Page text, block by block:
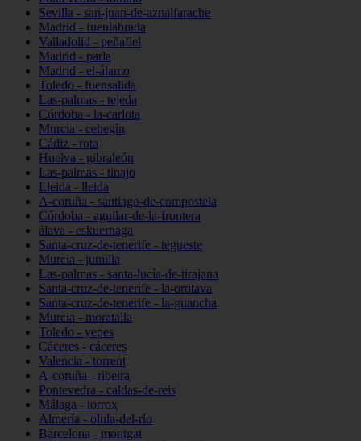
Sevilla - san-juan-de-aznalfarache
Madrid - fuenlabrada
Valladolid - peñafiel
Madrid - parla
Madrid - el-álamo
Toledo - fuensalida
Las-palmas - tejeda
Córdoba - la-carlota
Murcia - cehegín
Cádiz - rota
Huelva - gibraleón
Las-palmas - tinajo
Lleida - lleida
A-coruña - santiago-de-compostela
Córdoba - aguilar-de-la-frontera
álava - eskuernaga
Santa-cruz-de-tenerife - tegueste
Murcia - jumilla
Las-palmas - santa-lucía-de-tirajana
Santa-cruz-de-tenerife - la-orotava
Santa-cruz-de-tenerife - la-guancha
Murcia - moratalla
Toledo - yepes
Cáceres - cáceres
Valencia - torrent
A-coruña - ribeira
Pontevedra - caldas-de-reis
Málaga - torrox
Almería - olula-del-río
Barcelona - montgat